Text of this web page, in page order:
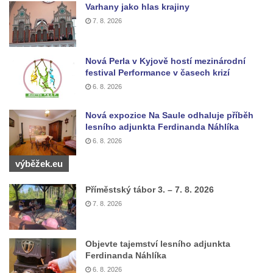
Křížová cesta Římov – VI. kaple – Olivetská
hora (Getsemanská zahrada)
Křížová cesta Římov – V. kaple – Smutná
duše
Křížová cesta Římov – IV. kaple – Pustá ves
Křížová cesta Římov – III. kaple – Stádní
brána
Křížová cesta Římov – II. kaple – Poslední
večeře Páně
Křížová cesta Římov – I. kaple – Loučení
Márnice na hřbitově v Římově
Kaple v Horním Třeboníně
Kaple Panny Marie v Horním Třeboníně
Kaple mezi Dolním Třebonínem a Horním
Varhany jako hlas krajiny
7. 8. 2026
Nová Perla v Kyjově hostí mezinárodní
festival Performance v časech krizí
6. 8. 2026
Nová expozice Na Saule odhaluje příběh
lesního adjunkta Ferdinanda Náhlíka
6. 8. 2026
výběžek.eu
Příměstský tábor 3. – 7. 8. 2026
7. 8. 2026
Objevte tajemství lesního adjunkta
Ferdinanda Náhlíka
6. 8. 2026